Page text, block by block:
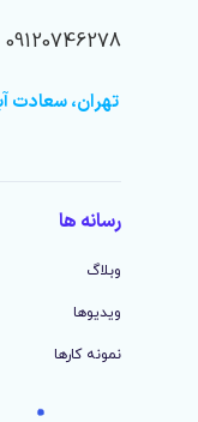
09120746278
تهران، سعادت
رسانه ها
وبلاگ
ویدیوها
نمونه کارها